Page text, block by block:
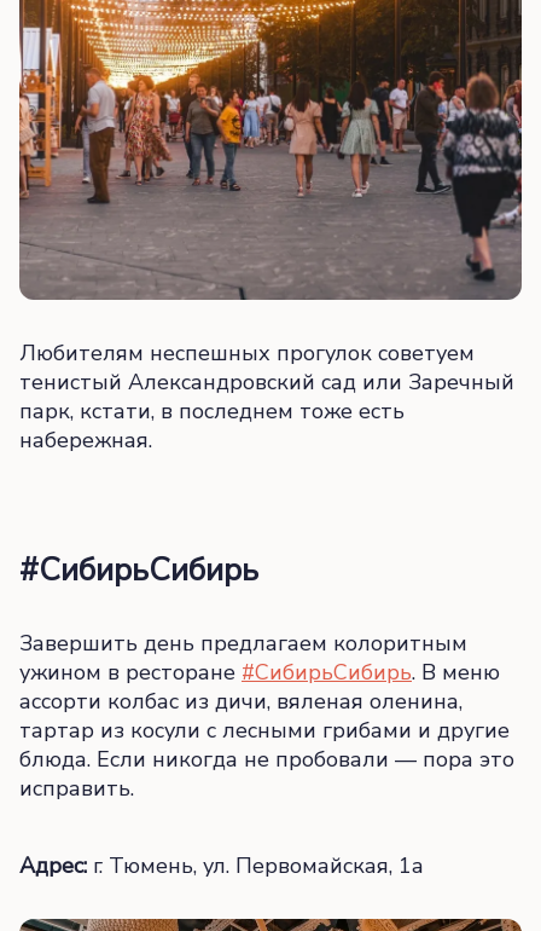
Любителям неспешных прогулок советуем
тенистый Александровский сад или Заречный
парк, кстати, в последнем тоже есть
набережная.
#СибирьСибирь
Завершить день предлагаем колоритным
ужином в ресторане #СибирьСибирь. В меню
ассорти колбас из дичи, вяленая оленина,
тартар из косули с лесными грибами и другие
блюда. Если никогда не пробовали — пора это
исправить.
Адрес: г. Тюмень, ул. Первомайская, 1а